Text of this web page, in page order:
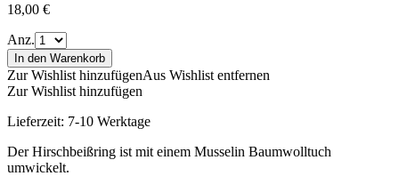
18,00 €
Anz.
In den Warenkorb
Zur Wishlist hinzufügenAus Wishlist entfernen
Zur Wishlist hinzufügen
Lieferzeit: 7-10 Werktage
Der Hirschbeißring ist mit einem Musselin Baumwolltuch
umwickelt.